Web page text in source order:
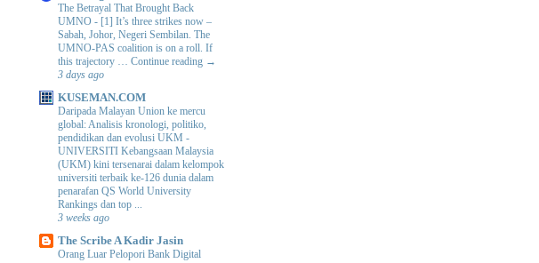
The Betrayal That Brought Back
UMNO - [1] It’s three strikes now –
Sabah, Johor, Negeri Sembilan. The
UMNO-PAS coalition is on a roll. If
this trajectory … Continue reading →
3 days ago
KUSEMAN.COM
Daripada Malayan Union ke mercu
global: Analisis kronologi, politiko,
pendidikan dan evolusi UKM -
UNIVERSITI Kebangsaan Malaysia
(UKM) kini tersenarai dalam kelompok
universiti terbaik ke-126 dunia dalam
penarafan QS World University
Rankings dan top ...
3 weeks ago
The Scribe A Kadir Jasin
Orang Luar Pelopori Bank Digital